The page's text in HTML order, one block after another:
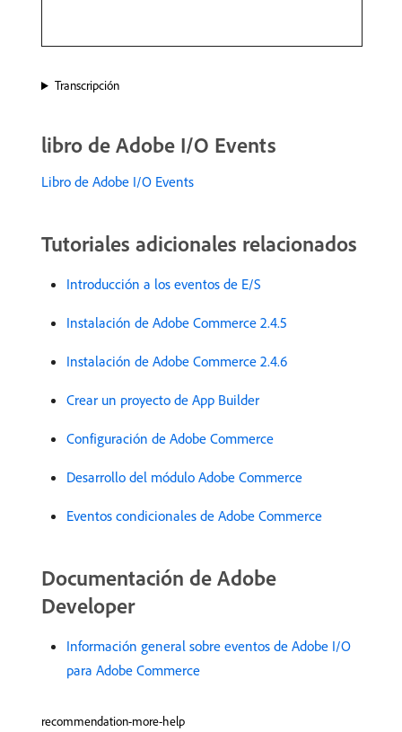
Transcripción
libro de Adobe I/O Events
Libro de Adobe I/O Events
Tutoriales adicionales relacionados
Introducción a los eventos de E/S
Instalación de Adobe Commerce 2.4.5
Instalación de Adobe Commerce 2.4.6
Crear un proyecto de App Builder
Configuración de Adobe Commerce
Desarrollo del módulo Adobe Commerce
Eventos condicionales de Adobe Commerce
Documentación de Adobe
Developer
Información general sobre eventos de Adobe I/O
para Adobe Commerce
recommendation-more-help